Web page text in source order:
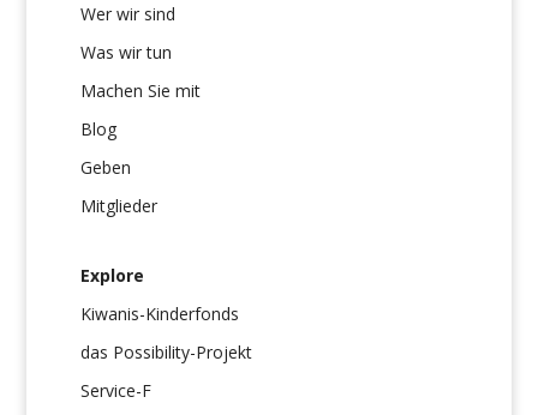
Wer wir sind
Was wir tun
Machen Sie mit
Blog
Geben
Mitglieder
Explore
Kiwanis-Kinderfonds
das Possibility-Projekt
Service-F